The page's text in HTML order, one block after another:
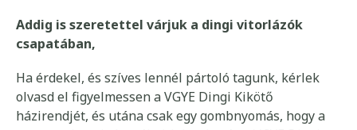
Addig is szeretettel várjuk a dingi vitorlázók
csapatában,
Ha érdekel, és szíves lennél pártoló tagunk, kérlek
olvasd el figyelmessen a VGYE Dingi Kikötő
házirendjét, és utána csak egy gombnyomás, hogy a